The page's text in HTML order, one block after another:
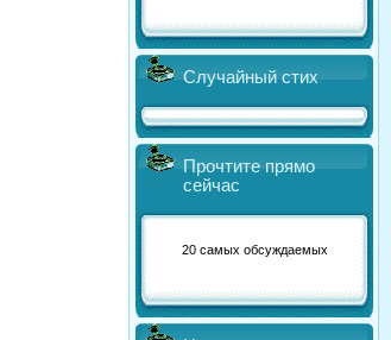
Случайный стих
Прочтите прямо
сейчас
20 самых обсуждаемых